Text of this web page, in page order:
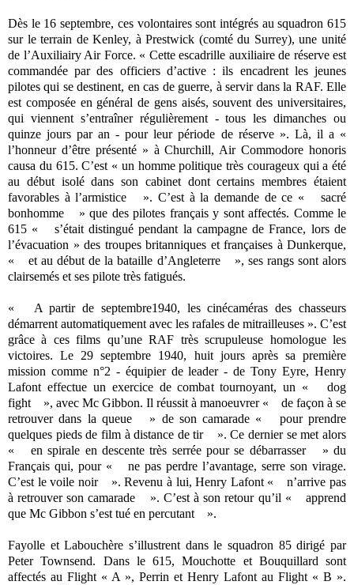
Dès le 16 septembre, ces volontaires sont intégrés au squadron 615
sur le terrain de Kenley, à Prestwick (comté du Surrey), une unité
de l’Auxiliairy Air Force. « Cette escadrille auxiliaire de réserve est
commandée par des officiers d’active : ils encadrent les jeunes
pilotes qui se destinent, en cas de guerre, à servir dans la RAF. Elle
est composée en général de gens aisés, souvent des universitaires,
qui viennent s’entraîner régulièrement - tous les dimanches ou
quinze jours par an - pour leur période de réserve ». Là, il a «
l’honneur d’être présenté » à Churchill, Air Commodore honoris
causa du 615. C’est « un homme politique très courageux qui a été
au début isolé dans son cabinet dont certains membres étaient
favorables à l’armistice ». C’est à la demande de ce « sacré
bonhomme » que des pilotes français y sont affectés. Comme le
615 « s’était distingué pendant la campagne de France, lors de
l’évacuation » des troupes britanniques et françaises à Dunkerque,
« et au début de la bataille d’Angleterre », ses rangs sont alors
clairsemés et ses pilote très fatigués.
« A partir de septembre1940, les cinécaméras des chasseurs
démarrent automatiquement avec les rafales de mitrailleuses ». C’est
grâce à ces films qu’une RAF très scrupuleuse homologue les
victoires. Le 29 septembre 1940, huit jours après sa première
mission comme n°2 - équipier de leader - de Tony Eyre, Henry
Lafont effectue un exercice de combat tournoyant, un « dog
fight », avec Mc Gibbon. Il réussit à manoeuvrer « de façon à se
retrouver dans la queue » de son camarade « pour prendre
quelques pieds de film à distance de tir ». Ce dernier se met alors
« en spirale en descente très serrée pour se débarrasser » du
Français qui, pour « ne pas perdre l’avantage, serre son virage.
C’est le voile noir ». Revenu à lui, Henry Lafont « n’arrive pas
à retrouver son camarade ». C’est à son retour qu’il « apprend
que Mc Gibbon s’est tué en percutant ».
Fayolle et Labouchère s’illustrent dans le squadron 85 dirigé par
Peter Townsend. Dans le 615, Mouchotte et Bouquillard sont
affectés au Flight « A », Perrin et Henry Lafont au Flight « B ».